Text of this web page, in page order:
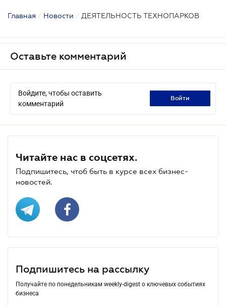
Главная / Новости / ДЕЯТЕЛЬНОСТЬ ТЕХНОПАРКОВ
Оставьте комментарий
Войдите, чтобы оставить
комментарий
войти
Читайте нас в соцсетях.
Подпишитесь, чтоб быть в курсе всех бизнес-
новостей.
Подпишитесь на рассылку
Получайте по понедельникам weekly-digest о ключевых событиях
бизнеса